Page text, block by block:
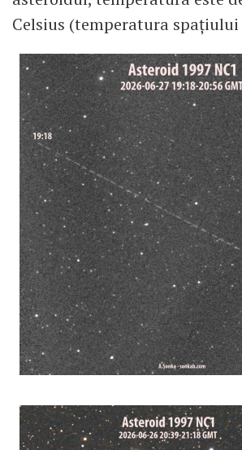
Celsius (temperatura spațiului